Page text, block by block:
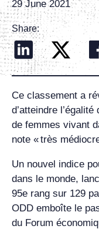
29 June 2021
Share:
Ce classement a
d’atteindre
de femmes vivant
note « très
Un nouvel indice
dans le monde,
95e rang sur 129
ODD emboîte le
du Forum